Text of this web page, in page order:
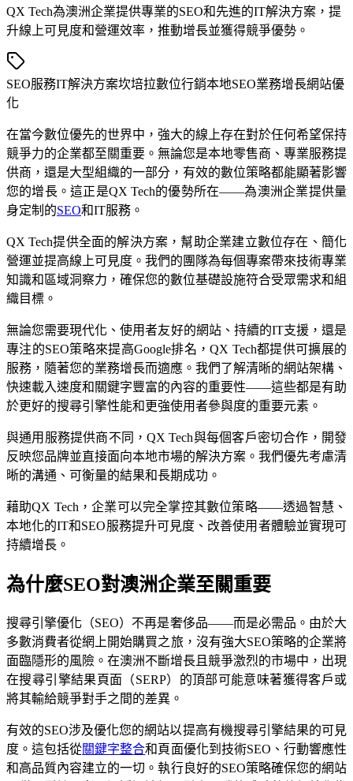
QX Tech為澳洲企業提供專業的SEO和先進的IT解決方案，提
升線上可見度和營運效率，推動增長並獲得競爭優勢。
SEO服務IT解決方案坎培拉數位行銷本地SEO業務增長網站優
化
在當今數位優先的世界中，強大的線上存在對於任何希望保持
競爭力的企業都至關重要。無論您是本地零售商、專業服務提
供商，還是大型組織的一部分，有效的數位策略都能顯著影響
您的增長。這正是QX Tech的優勢所在——為澳洲企業提供量
身定制的SEO和IT服務。
QX Tech提供全面的解決方案，幫助企業建立數位存在、簡化
營運並提高線上可見度。我們的團隊為每個專案帶來技術專業
知識和區域洞察力，確保您的數位基礎設施符合受眾需求和組
織目標。
無論您需要現代化、使用者友好的網站、持續的IT支援，還是
專注的SEO策略來提高Google排名，QX Tech都提供可擴展的
服務，隨著您的業務增長而適應。我們了解清晰的網站架構、
快速載入速度和關鍵字豐富的內容的重要性——這些都是有助
於更好的搜尋引擎性能和更強使用者參與度的重要元素。
與通用服務提供商不同，QX Tech與每個客戶密切合作，開發
反映您品牌並直接面向本地市場的解決方案。我們優先考慮清
晰的溝通、可衡量的結果和長期成功。
藉助QX Tech，企業可以完全掌控其數位策略——透過智慧、
本地化的IT和SEO服務提升可見度、改善使用者體驗並實現可
持續增長。
為什麼SEO對澳洲企業至關重要
搜尋引擎優化（SEO）不再是奢侈品——而是必需品。由於大
多數消費者從網上開始購買之旅，沒有強大SEO策略的企業將
面臨隱形的風險。在澳洲不斷增長且競爭激烈的市場中，出現
在搜尋引擎結果頁面（SERP）的頂部可能意味著獲得客戶或
將其輸給競爭對手之間的差異。
有效的SEO涉及優化您的網站以提高有機搜尋引擎結果的可見
度。這包括從關鍵字整合和頁面優化到技術SEO、行動響應性
和高品質內容建立的一切。執行良好的SEO策略確保您的網站